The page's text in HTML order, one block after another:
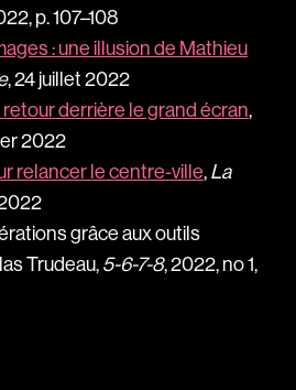
p. 107–108
: une illusion de Mathieu
, 24 juillet 2022
derrière le grand écran,
2022
relancer le centre-ville,La
grâce aux outils
Trudeau,5-6-7-8, 2022, no 1,